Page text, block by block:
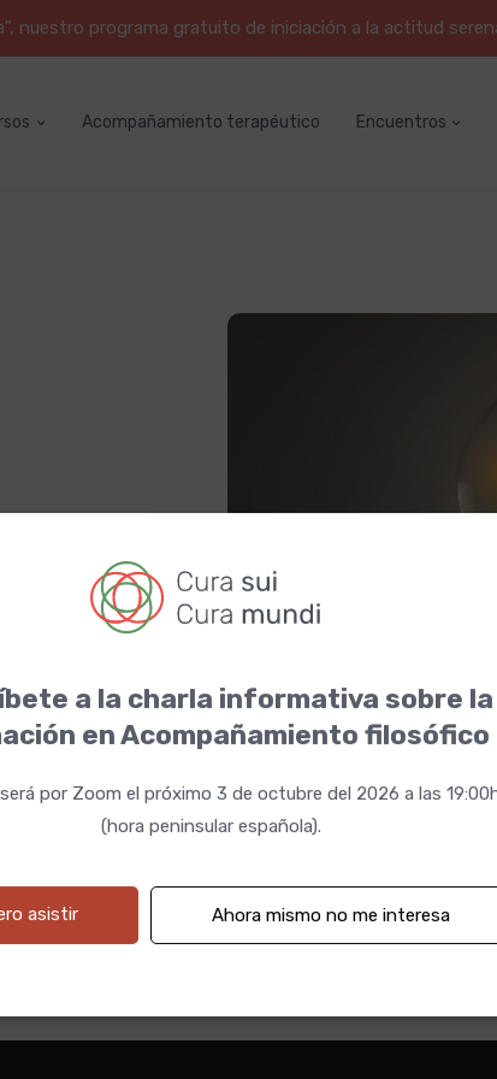
nuestro programa gratuito de iniciación a la actitud
Acompañamiento terapéutico Encuentros
laa la charla informativa sobre la
en Acompañamiento filosófico
por Zoom el próximo 3 de octubre del 2026 a las
(hora peninsular española).
asistir Ahora mismo no me interesa